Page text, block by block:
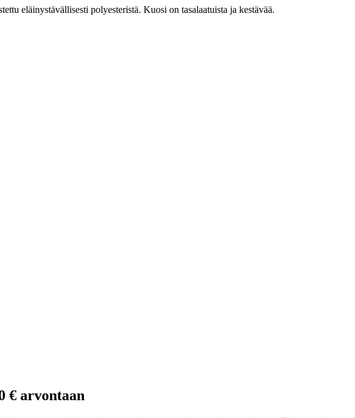
eläinystävällisesti polyesteristä. Kuosi on tasalaatuista ja kestävää.
€ arvontaan